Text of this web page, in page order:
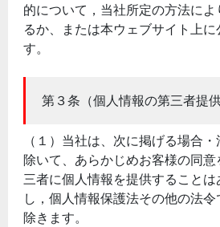
的について，当社所定の方法に
るか、または本ウェブサイト上
す。
第３条（個人情報の第三者提供
（１）当社は、次に掲げる場合
除いて、あらかじめお客様の同
三者に個人情報を提供すること
し，個人情報保護法その他の法
除きます。